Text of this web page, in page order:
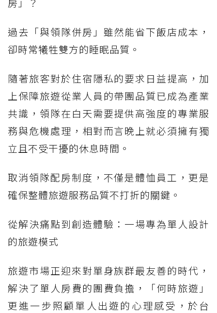
過去「與領隊併房」雖然能省下飯店成本，
卻時常犧牲雙方的睡眠品質。
隨著旅客對於住宿隱私的要求日益提高，加
上保障旅遊從業人員的帶團品質已成為產業
共識，領隊在白天需要提供高強度的專業服
務與危機處理，相對而言晚上就必須擁有獨
立且不受干擾的休息時間。
取消領隊配房制度，不僅是體恤員工，更是
確保整體旅遊服務品質不打折的關鍵。
從解決痛點到創造體驗：一場專為單人設計
的旅遊模式
旅遊市場正迎來對單身族群最友善的時代，
解決了單人房費的團費負擔，「何時旅遊」
更進一步照顧單人出遊的心理感受，於台